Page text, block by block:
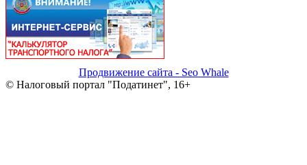
Продвижение сайта - Seo Whale
© Налоговый портал "Податинет", 16+